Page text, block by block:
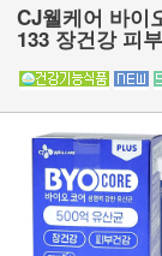
CJ웰케어 바이
133 장건강 피